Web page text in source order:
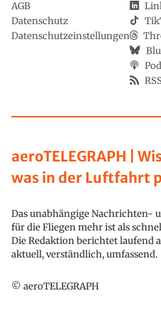
aeroTELEGRAPH |
was in der Luftfahrt
Das unabhängige Nachrichten-
für die Fliegen mehr ist als
Die Redaktion berichtet laufend
aktuell, verständlich, umfassend.
© aeroTELEGRAPH
AGB
Datenschutz
Datenschutzeinstellungen